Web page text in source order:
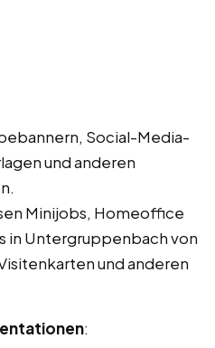
Social-Media-
und anderen
Minijobs, Homeoffice
in Untergruppenbach von
und anderen
: